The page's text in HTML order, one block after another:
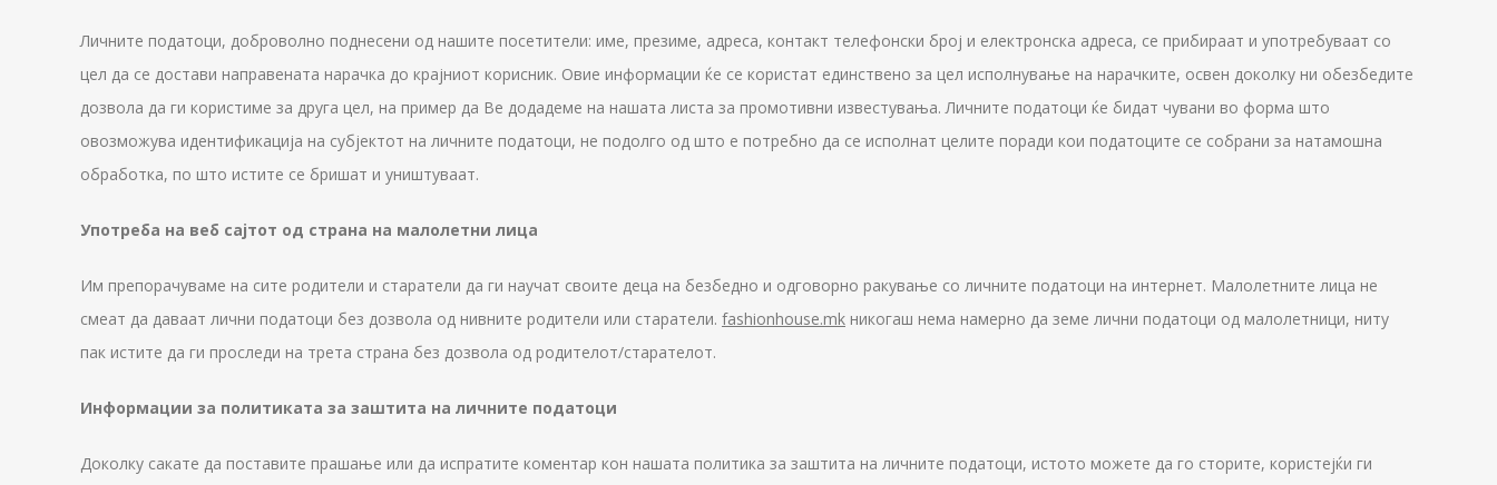
Личните податоци, доброволно поднесени од нашите посетители: име, презиме, адреса, контакт телефонски број и електронска адреса, се прибираат и употребуваат со
цел да се достави направената нарачка до крајниот корисник. Овие информации ќе се користат единствено за цел исполнување на нарачките, освен доколку ни обезбедите
дозвола да ги користиме за друга цел, на пример да Ве додадеме на нашата листа за промотивни известувања. Личните податоци ќе бидат чувани во форма што
овозможува идентификација на субјектот на личните податоци, не подолго од што е потребно да се исполнат целите поради кои податоците се собрани за натамошна
обработка, по што истите се бришат и уништуваат.
Употреба на веб сајтот од страна на малолетни лица
Им препорачуваме на сите родители и старатели да ги научат своите деца на безбедно и одговорно ракување со личните податоци на интернет. Малолетните лица не
смеат да даваат лични податоци без дозвола од нивните родители или старатели. fashionhouse.mk никогаш нема намерно да земе лични податоци од малолетници, ниту
пак истите да ги проследи на трета страна без дозвола од родителот/старателот.
Информации за политиката за заштита на личните податоци
Доколку сакате да поставите прашање или да испратите коментар кон нашата политика за заштита на личните податоци, истото можете да го сторите, користејќи ги